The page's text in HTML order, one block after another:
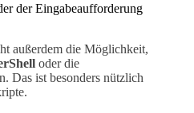
der Eingabeaufforderung
außerdem die Möglichkeit,
oder die
Das ist besonders nützlich